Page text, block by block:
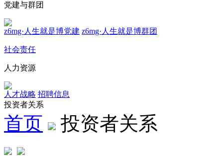
党建与群团
z6mg·人生就是博党建 z6mg·人生就是博群团
社会责任
人力资源
人才战略 招聘信息
投资者关系
首页 投资者关系